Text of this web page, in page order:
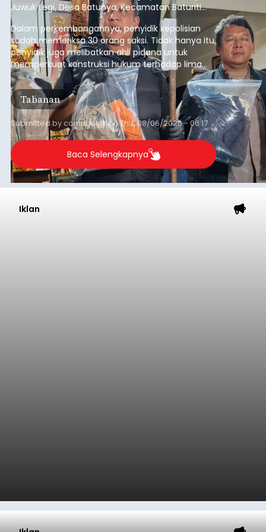
Mekanisme Menabung
Membantu Peserta JKN
Menyiapkan Dana Iuran
balitribune.co.id | Denpasar- Tidak sedikit
peserta Jaminan Kesehatan Nasional (JKN) yang
memiliki kemauan membayar iuran, namun
mengalami kendala menyiapkan dana secara
penuh saat jatuh tempo pembayaran iuran.
Kondisi ini terutama dialami oleh peserta
segmen Pekerja Bukan Penerima Upah (PBPU)
yang memiliki penghasilan tidak tetap.
Denpasar
Submitted bycontributoronWed, 08/05/2026 - 20:43